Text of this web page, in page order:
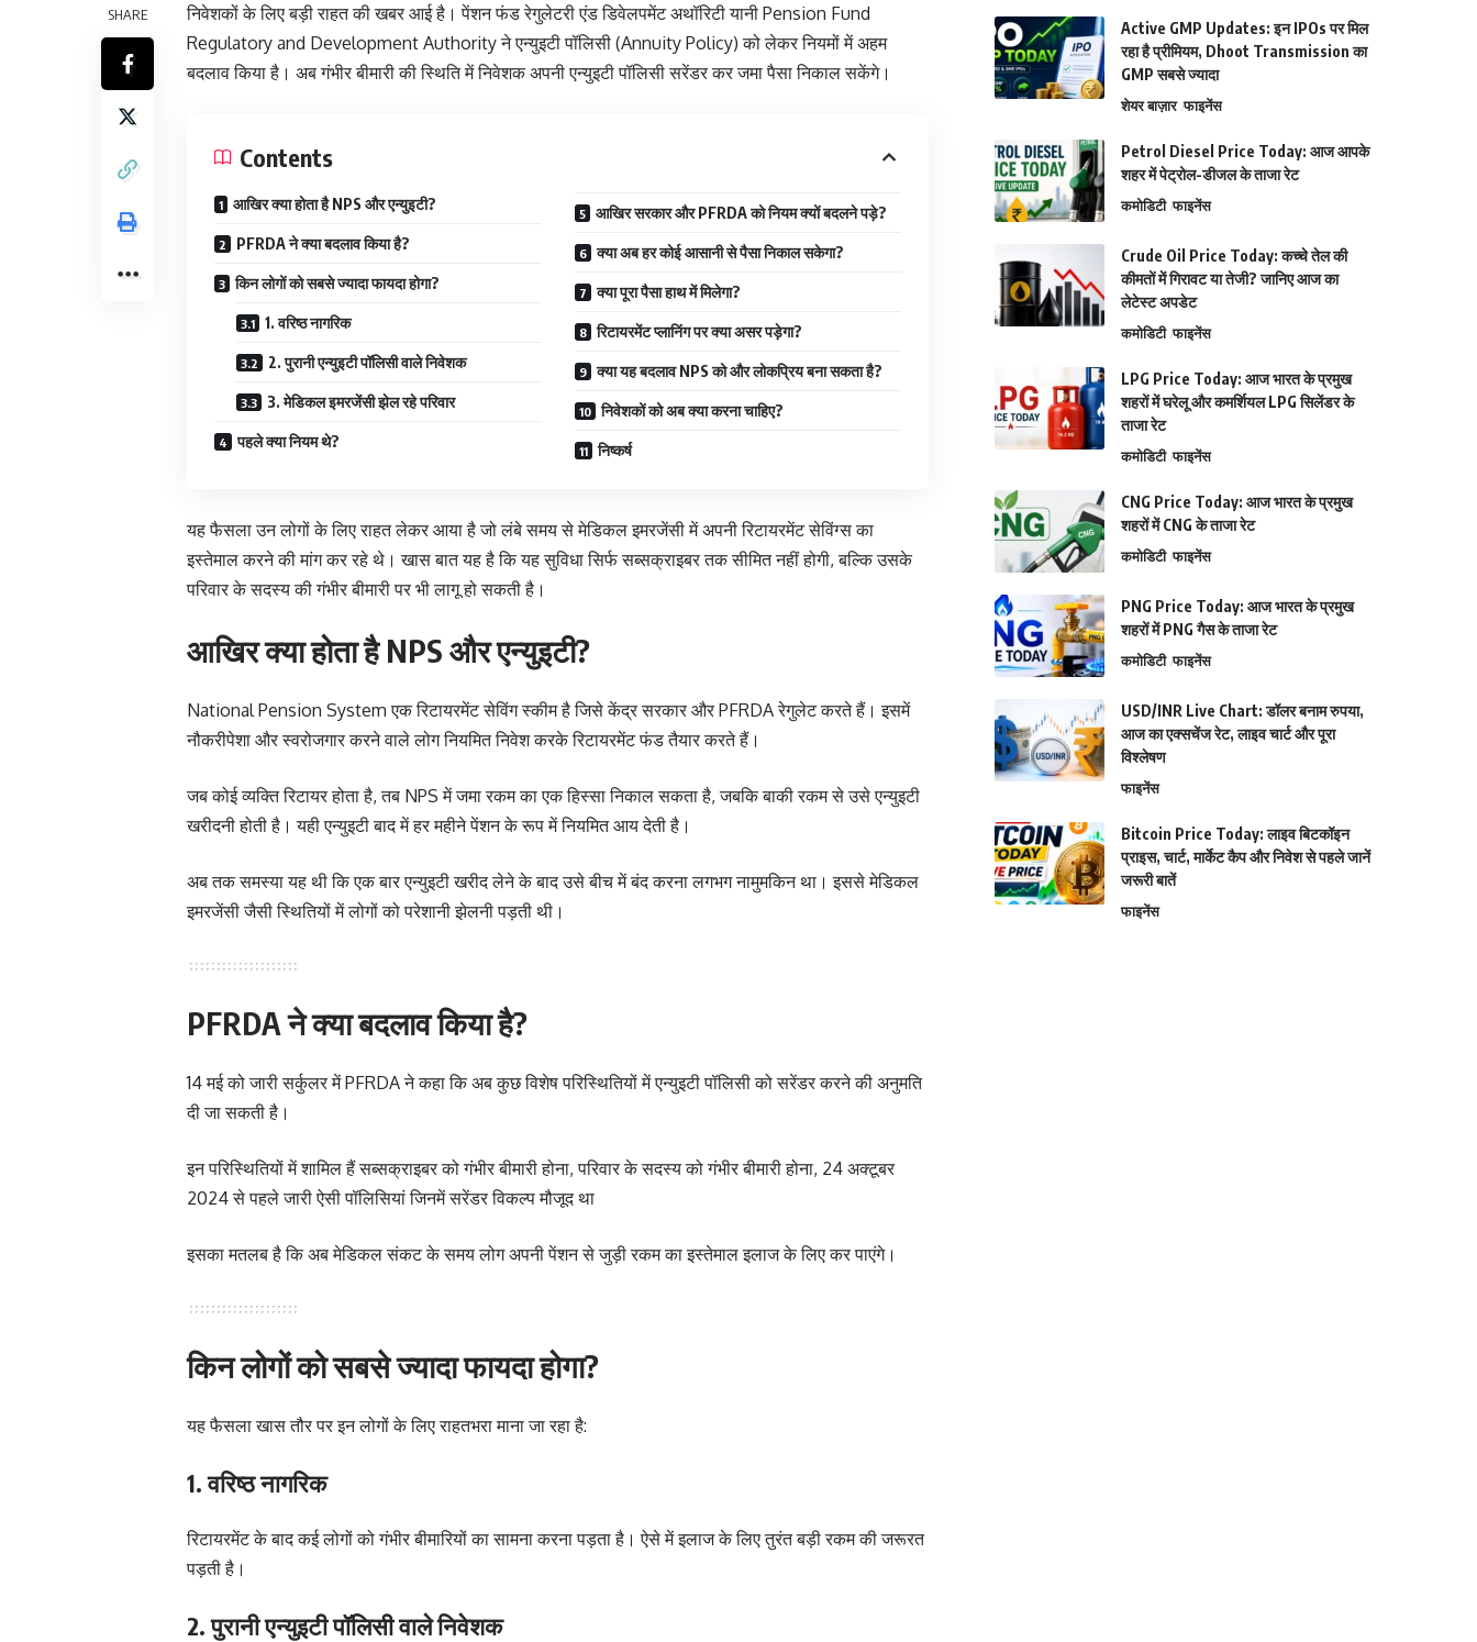
SHARE
निवेशकों के लिए बड़ी राहत की खबर आई है। पेंशन फंड रेगुलेटरी एंड डिवेलपमेंट अथॉरिटी यानी Pension Fund
Regulatory and Development Authority ने एन्युइटी पॉलिसी (Annuity Policy) को लेकर नियमों में अहम
बदलाव किया है। अब गंभीर बीमारी की स्थिति में निवेशक अपनी एन्युइटी पॉलिसी सरेंडर कर जमा पैसा निकाल सकेंगे।
Contents
आखिर क्या होता है NPS और एन्युइटी?
PFRDA ने क्या बदलाव किया है?
किन लोगों को सबसे ज्यादा फायदा होगा?
1. वरिष्ठ नागरिक
2. पुरानी एन्युइटी पॉलिसी वाले निवेशक
3. मेडिकल इमरजेंसी झेल रहे परिवार
पहले क्या नियम थे?
आखिर सरकार और PFRDA को नियम क्यों बदलने पड़े?
क्या अब हर कोई आसानी से पैसा निकाल सकेगा?
क्या पूरा पैसा हाथ में मिलेगा?
रिटायरमेंट प्लानिंग पर क्या असर पड़ेगा?
क्या यह बदलाव NPS को और लोकप्रिय बना सकता है?
निवेशकों को अब क्या करना चाहिए?
निष्कर्ष
यह फैसला उन लोगों के लिए राहत लेकर आया है जो लंबे समय से मेडिकल इमरजेंसी में अपनी रिटायरमेंट सेविंग्स का
इस्तेमाल करने की मांग कर रहे थे। खास बात यह है कि यह सुविधा सिर्फ सब्सक्राइबर तक सीमित नहीं होगी, बल्कि उसके
परिवार के सदस्य की गंभीर बीमारी पर भी लागू हो सकती है।
आखिर क्या होता है NPS और एन्युइटी?
National Pension System एक रिटायरमेंट सेविंग स्कीम है जिसे केंद्र सरकार और PFRDA रेगुलेट करते हैं। इसमें
नौकरीपेशा और स्वरोजगार करने वाले लोग नियमित निवेश करके रिटायरमेंट फंड तैयार करते हैं।
जब कोई व्यक्ति रिटायर होता है, तब NPS में जमा रकम का एक हिस्सा निकाल सकता है, जबकि बाकी रकम से उसे एन्युइटी
खरीदनी होती है। यही एन्युइटी बाद में हर महीने पेंशन के रूप में नियमित आय देती है।
अब तक समस्या यह थी कि एक बार एन्युइटी खरीद लेने के बाद उसे बीच में बंद करना लगभग नामुमकिन था। इससे मेडिकल
इमरजेंसी जैसी स्थितियों में लोगों को परेशानी झेलनी पड़ती थी।
PFRDA ने क्या बदलाव किया है?
14 मई को जारी सर्कुलर में PFRDA ने कहा कि अब कुछ विशेष परिस्थितियों में एन्युइटी पॉलिसी को सरेंडर करने की अनुमति
दी जा सकती है।
इन परिस्थितियों में शामिल हैं सब्सक्राइबर को गंभीर बीमारी होना, परिवार के सदस्य को गंभीर बीमारी होना, 24 अक्टूबर
2024 से पहले जारी ऐसी पॉलिसियां जिनमें सरेंडर विकल्प मौजूद था
इसका मतलब है कि अब मेडिकल संकट के समय लोग अपनी पेंशन से जुड़ी रकम का इस्तेमाल इलाज के लिए कर पाएंगे।
किन लोगों को सबसे ज्यादा फायदा होगा?
यह फैसला खास तौर पर इन लोगों के लिए राहतभरा माना जा रहा है:
1. वरिष्ठ नागरिक
रिटायरमेंट के बाद कई लोगों को गंभीर बीमारियों का सामना करना पड़ता है। ऐसे में इलाज के लिए तुरंत बड़ी रकम की जरूरत
पड़ती है।
2. पुरानी एन्युइटी पॉलिसी वाले निवेशक
Active GMP Updates: इन IPOs पर मिल
रहा है प्रीमियम, Dhoot Transmission का
GMP सबसे ज्यादा
शेयर बाज़ार फाइनेंस
Petrol Diesel Price Today: आज आपके
शहर में पेट्रोल-डीजल के ताजा रेट
कमोडिटी फाइनेंस
Crude Oil Price Today: कच्चे तेल की
कीमतों में गिरावट या तेजी? जानिए आज का
लेटेस्ट अपडेट
कमोडिटी फाइनेंस
LPG Price Today: आज भारत के प्रमुख
शहरों में घरेलू और कमर्शियल LPG सिलेंडर के
ताजा रेट
कमोडिटी फाइनेंस
CNG Price Today: आज भारत के प्रमुख
शहरों में CNG के ताजा रेट
कमोडिटी फाइनेंस
PNG Price Today: आज भारत के प्रमुख
शहरों में PNG गैस के ताजा रेट
कमोडिटी फाइनेंस
USD/INR Live Chart: डॉलर बनाम रुपया,
आज का एक्सचेंज रेट, लाइव चार्ट और पूरा
विश्लेषण
फाइनेंस
Bitcoin Price Today: लाइव बिटकॉइन
प्राइस, चार्ट, मार्केट कैप और निवेश से पहले जानें
जरूरी बातें
फाइनेंस